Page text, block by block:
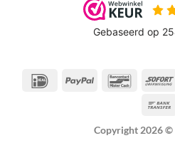
IDeal PayPal
Copyright 2026 ©